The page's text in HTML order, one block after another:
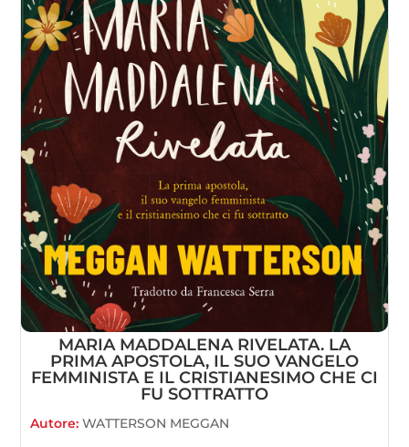
MARIA MADDALENA RIVELATA. LA
PRIMA APOSTOLA, IL SUO VANGELO
FEMMINISTA E IL CRISTIANESIMO CHE CI
FU SOTTRATTO
Autore:WATTERSON MEGGAN